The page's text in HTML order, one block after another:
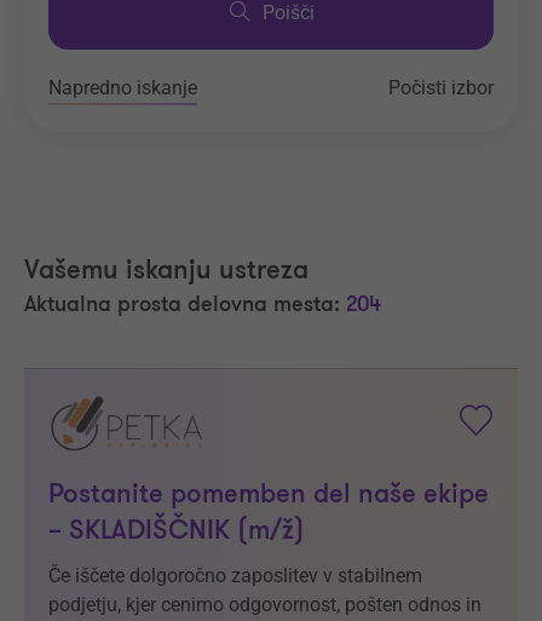
Poišči
Napredno iskanje Počisti izbor
Vašemu iskanju ustreza
Aktualna prosta delovna mesta: 204
Postanite pomemben del naše ekipe
– SKLADIŠČNIK (m/ž)
Če iščete dolgoročno zaposlitev v stabilnem
podjetju, kjer cenimo odgovornost, pošten odnos in